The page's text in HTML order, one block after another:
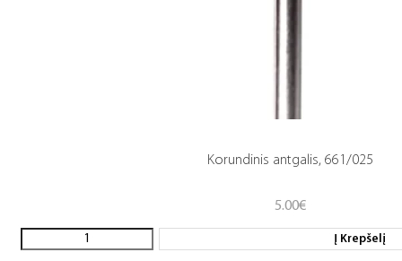
Korundinis antgalis, 661/025
5.00€
Į Krepšelį